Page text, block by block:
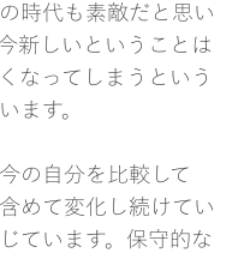
時代も素敵だと思い
新しいということは
なってしまうという
ます。
の自分を比較して
めて変化し続けてい
ています。保守的な